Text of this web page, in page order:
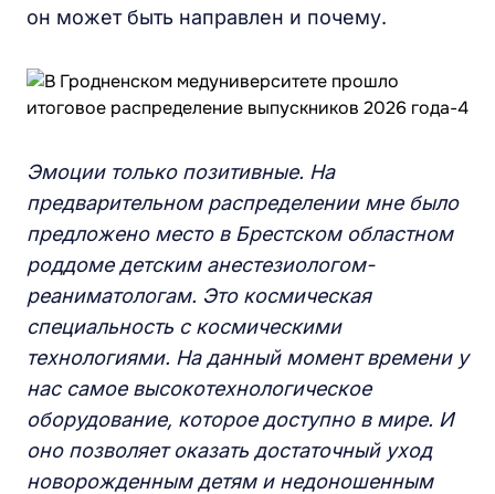
он может быть направлен и почему.
Эмоции только позитивные. На
предварительном распределении мне было
предложено место в Брестском областном
роддоме детским анестезиологом-
реаниматологам. Это космическая
специальность с космическими
технологиями. На данный момент времени у
нас самое высокотехнологическое
оборудование, которое доступно в мире. И
оно позволяет оказать достаточный уход
новорожденным детям и недоношенным